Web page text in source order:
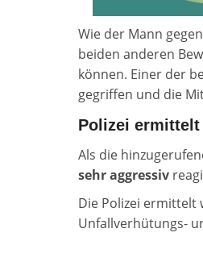
Wie der Mann
beiden anderen
können. Einer der
gegriffen und die
Polizei
Als die
sehr aggressiv
Die Polizei ermittelt
Unfallverhütungs-